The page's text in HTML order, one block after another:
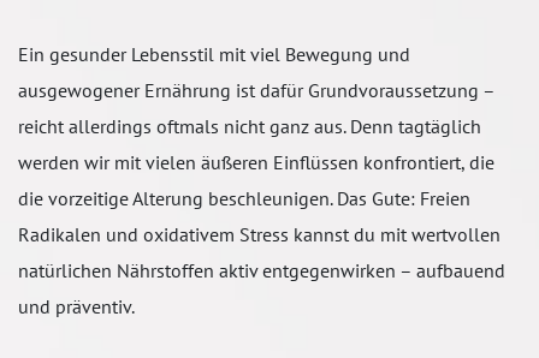
Ein gesunder Lebensstil mit viel Bewegung und
ausgewogener Ernährung ist dafür Grundvoraussetzung –
reicht allerdings oftmals nicht ganz aus. Denn tagtäglich
werden wir mit vielen äußeren Einflüssen konfrontiert, die
die vorzeitige Alterung beschleunigen. Das Gute: Freien
Radikalen und oxidativem Stress kannst du mit wertvollen
natürlichen Nährstoffen aktiv entgegenwirken – aufbauend
und präventiv.